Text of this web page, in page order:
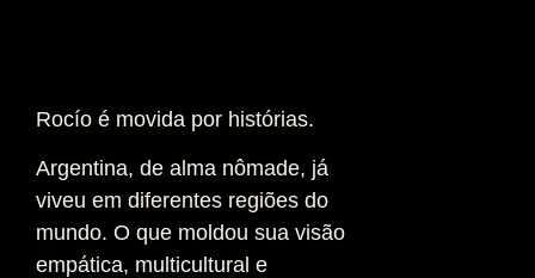
Rocío é movida por histórias.
Argentina, de alma nômade, já
viveu em diferentes regiões do
mundo. O que moldou sua visão
empática, multicultural e